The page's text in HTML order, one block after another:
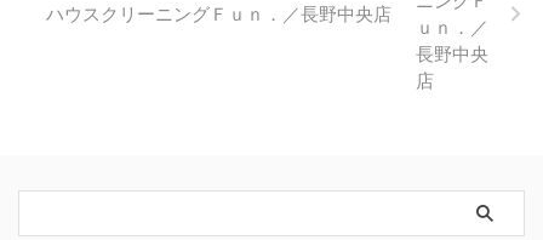
ハウスクリーニングＦｕｎ．／長野中央店